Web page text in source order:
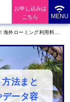
お申し込みは
こちら
MENU
用料金やデータ容量を徹底解説
法まと
ータ容